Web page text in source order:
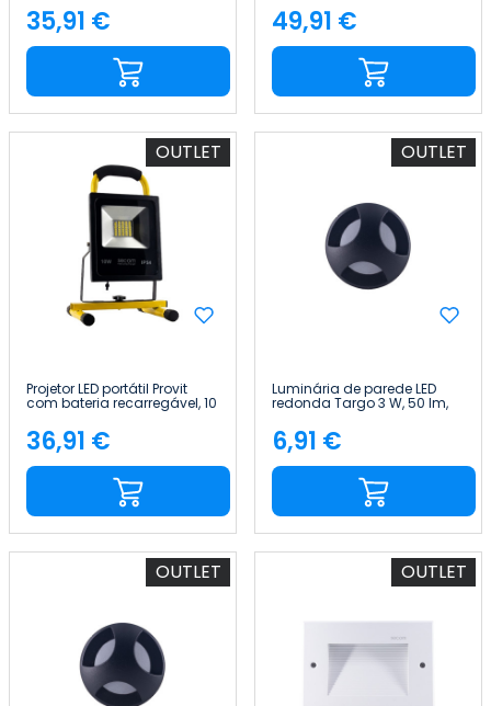
Preço
35,91 € 21.5x19x32.5cm, 4000 K,
preto/amarelo, 5 horas,
Preço
49,91 €
OUTLET
Projetor LED portátil Provit
com bateria recarregável, 10
10x16.5x14.5cm, 4000 K,
preto/amarelo, 5 horas,
Preço
36,91 €
OUTLET
Luminária de parede LED
redonda Targo 3 W, 50 lm,
IP65, Ø6x5.8cm, preta, 25
000 h, SECOM
Preço
6,91 €
OUTLET OUTLET